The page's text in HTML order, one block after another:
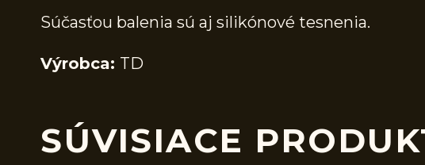
Súčasťou balenia sú aj silikónové tesnenia.
Výrobca: TD
SÚVISIACE